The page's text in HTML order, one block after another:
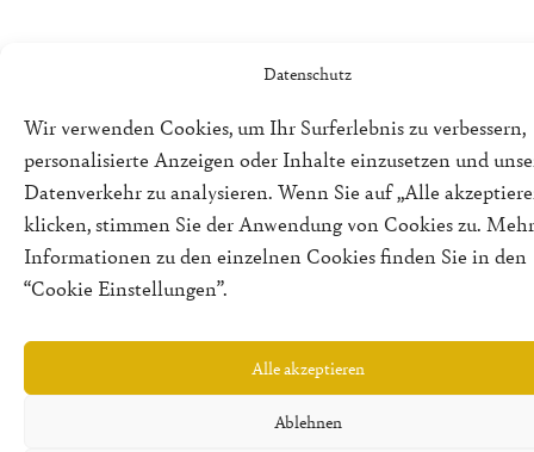
Datenschutz
Wir verwenden Cookies, um Ihr Surferlebnis zu verbessern,
personalisierte Anzeigen oder Inhalte einzusetzen und
Datenverkehr zu analysieren. Wenn Sie auf „Alle
klicken, stimmen Sie der Anwendung von Cookies zu. Mehr
Informationen zu den einzelnen Cookies finden Sie in den
“Cookie Einstellungen”.
Alle akzeptieren
Ablehnen